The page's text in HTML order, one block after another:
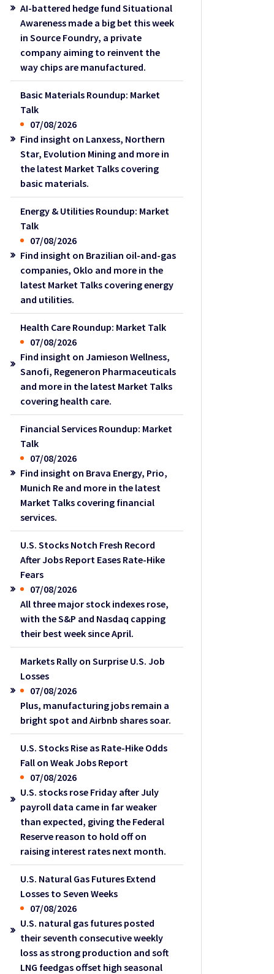
AI-battered hedge fund Situational
Awareness made a big bet this week
in Source Foundry, a private
company aiming to reinvent the
way chips are manufactured.
Basic Materials Roundup: Market
Talk
07/08/2026
Find insight on Lanxess, Northern
Star, Evolution Mining and more in
the latest Market Talks covering
basic materials.
Energy & Utilities Roundup: Market
Talk
07/08/2026
Find insight on Brazilian oil-and-gas
companies, Oklo and more in the
latest Market Talks covering energy
and utilities.
Health Care Roundup: Market Talk
07/08/2026
Find insight on Jamieson Wellness,
Sanofi, Regeneron Pharmaceuticals
and more in the latest Market Talks
covering health care.
Financial Services Roundup: Market
Talk
07/08/2026
Find insight on Brava Energy, Prio,
Munich Re and more in the latest
Market Talks covering financial
services.
U.S. Stocks Notch Fresh Record
After Jobs Report Eases Rate-Hike
Fears
07/08/2026
All three major stock indexes rose,
with the S&P and Nasdaq capping
their best week since April.
Markets Rally on Surprise U.S. Job
Losses
07/08/2026
Plus, manufacturing jobs remain a
bright spot and Airbnb shares soar.
U.S. Stocks Rise as Rate-Hike Odds
Fall on Weak Jobs Report
07/08/2026
U.S. stocks rose Friday after July
payroll data came in far weaker
than expected, giving the Federal
Reserve reason to hold off on
raising interest rates next month.
U.S. Natural Gas Futures Extend
Losses to Seven Weeks
07/08/2026
U.S. natural gas futures posted
their seventh consecutive weekly
loss as strong production and soft
LNG feedgas offset high seasonal